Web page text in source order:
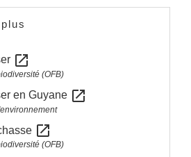
open_in_new
(OFB)
en Guyane open_in_new
open_in_new
(OFB)